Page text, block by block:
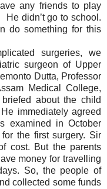
any friends to play
didn’t go to school.
do something for this
surgeries, we
surgeon of Upper
Dutta, Professor
Medical College,
about the child
immediately agreed
examined in October
the first surgery. Sir
cost. But the parents
money for travelling
So, the people of
collected some funds